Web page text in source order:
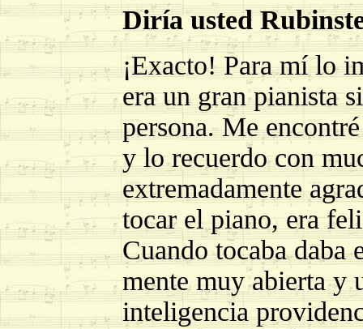
Diría usted
¡Exacto! Para mí lo
era un gran pianista
persona. Me
y lo recuerdo con
extremadamente
tocar el piano, era
Cuando tocaba daba
mente muy abierta y
inteligencia